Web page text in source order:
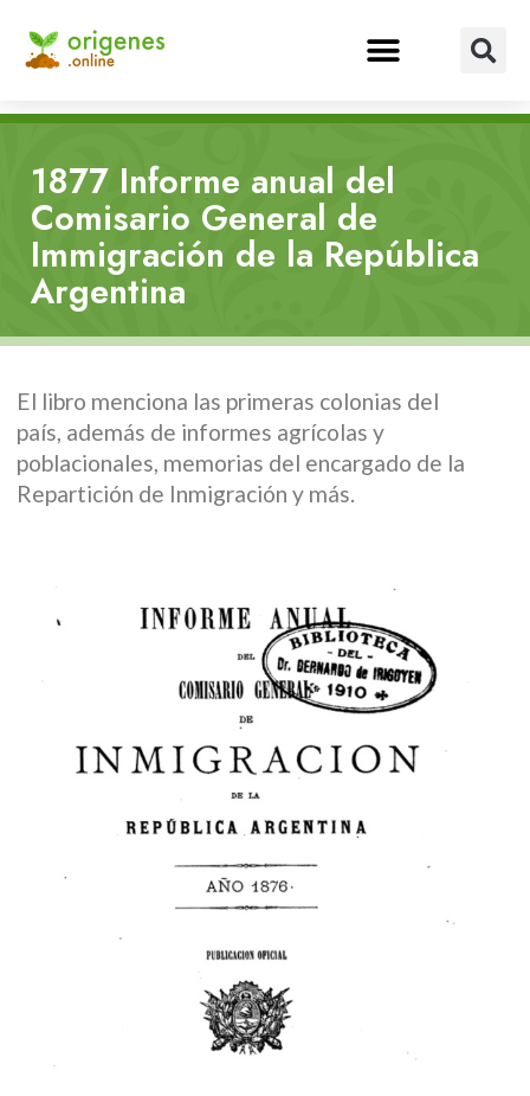
1877 Informe anual del
Comisario General de
Immigración de la República
Argentina
El libro menciona las primeras colonias del
país, además de informes agrícolas y
poblacionales, memorias del encargado de la
Repartición de Inmigración y más.